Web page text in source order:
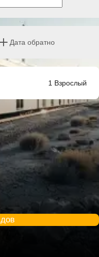
Дата обратно
1 Взрослый